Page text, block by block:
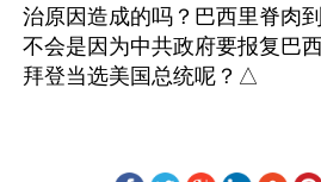
治原因造成的吗？巴西里脊肉
不会是因为中共政府要报复巴